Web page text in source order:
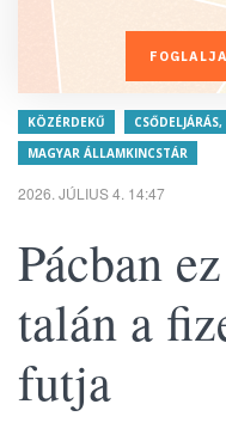
KÖZÉRDEKŰ
MAGYAR ÁLLAMKINCSTÁR
2026. JÚLIUS 4. 14:47
Pácban
talán a
futja